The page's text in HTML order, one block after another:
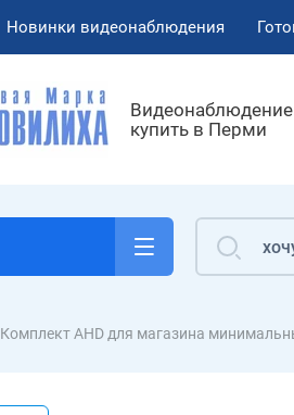
Новинки видеонаблюдения
Видеонаблюдение
купить в Перми
Комплект AHD для магазина